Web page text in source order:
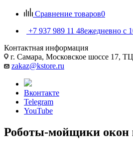
Сравнение товаров0
+7 937 989 11 48ежедневно с
Контактная информация
г. Самара, Московское шоссе 17,
zakaz@kstore.ru
Вконтакте
Telegram
YouTube
Роботы-мойщики окон